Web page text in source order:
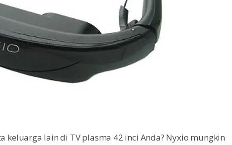
keluarga lain di TV plasma 42 inci Anda? Nyxio mungkin